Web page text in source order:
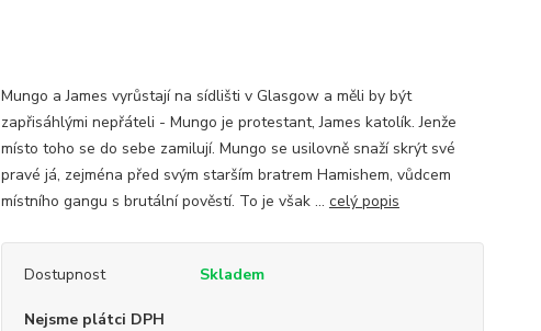
Mungo a James vyrůstají na sídlišti v Glasgow a měli by být
zapřisáhlými nepřáteli - Mungo je protestant, James katolík. Jenže
místo toho se do sebe zamilují. Mungo se usilovně snaží skrýt své
pravé já, zejména před svým starším bratrem Hamishem, vůdcem
místního gangu s brutální pověstí. To je však ... celý popis
Dostupnost Skladem
Nejsme plátci DPH